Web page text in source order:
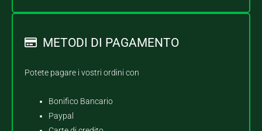
METODI DI PAGAMENTO
Potete pagare i vostri ordini con
Bonifico Bancario
Paypal